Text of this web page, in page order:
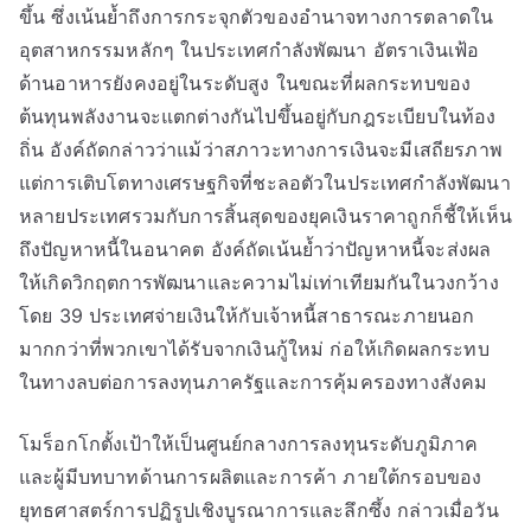
ขึ้น ซึ่งเน้นย้ำถึงการกระจุกตัวของอำนาจทางการตลาดใน
อุตสาหกรรมหลักๆ ในประเทศกำลังพัฒนา อัตราเงินเฟ้อ
ด้านอาหารยังคงอยู่ในระดับสูง ในขณะที่ผลกระทบของ
ต้นทุนพลังงานจะแตกต่างกันไปขึ้นอยู่กับกฎระเบียบในท้อง
ถิ่น อังค์ถัดกล่าวว่าแม้ว่าสภาวะทางการเงินจะมีเสถียรภาพ
แต่การเติบโตทางเศรษฐกิจที่ชะลอตัวในประเทศกำลังพัฒนา
หลายประเทศรวมกับการสิ้นสุดของยุคเงินราคาถูกก็ชี้ให้เห็น
ถึงปัญหาหนี้ในอนาคต อังค์ถัดเน้นย้ำว่าปัญหาหนี้จะส่งผล
ให้เกิดวิกฤตการพัฒนาและความไม่เท่าเทียมกันในวงกว้าง
โดย 39 ประเทศจ่ายเงินให้กับเจ้าหนี้สาธารณะภายนอก
มากกว่าที่พวกเขาได้รับจากเงินกู้ใหม่ ก่อให้เกิดผลกระทบ
ในทางลบต่อการลงทุนภาครัฐและการคุ้มครองทางสังคม
โมร็อกโกตั้งเป้าให้เป็นศูนย์กลางการลงทุนระดับภูมิภาค
และผู้มีบทบาทด้านการผลิตและการค้า ภายใต้กรอบของ
ยุทธศาสตร์การปฏิรูปเชิงบูรณาการและลึกซึ้ง กล่าวเมื่อวัน